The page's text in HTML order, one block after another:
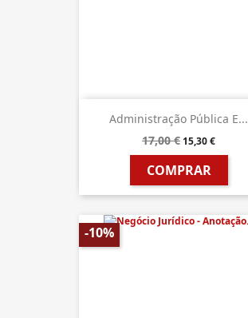
Administração Pública E...
17,00 € 15,30 €
COMPRAR
-10%